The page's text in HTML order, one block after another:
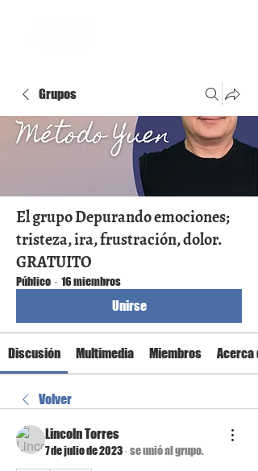
Grupos
El grupo Depurando emociones;
tristeza, ira, frustración, dolor.
GRATUITO
Público · 16 miembros
Unirse
Discusión Multimedia Miembros Acerca
Volver
Lincoln Torres
7 de julio de 2023· se unió al grupo.